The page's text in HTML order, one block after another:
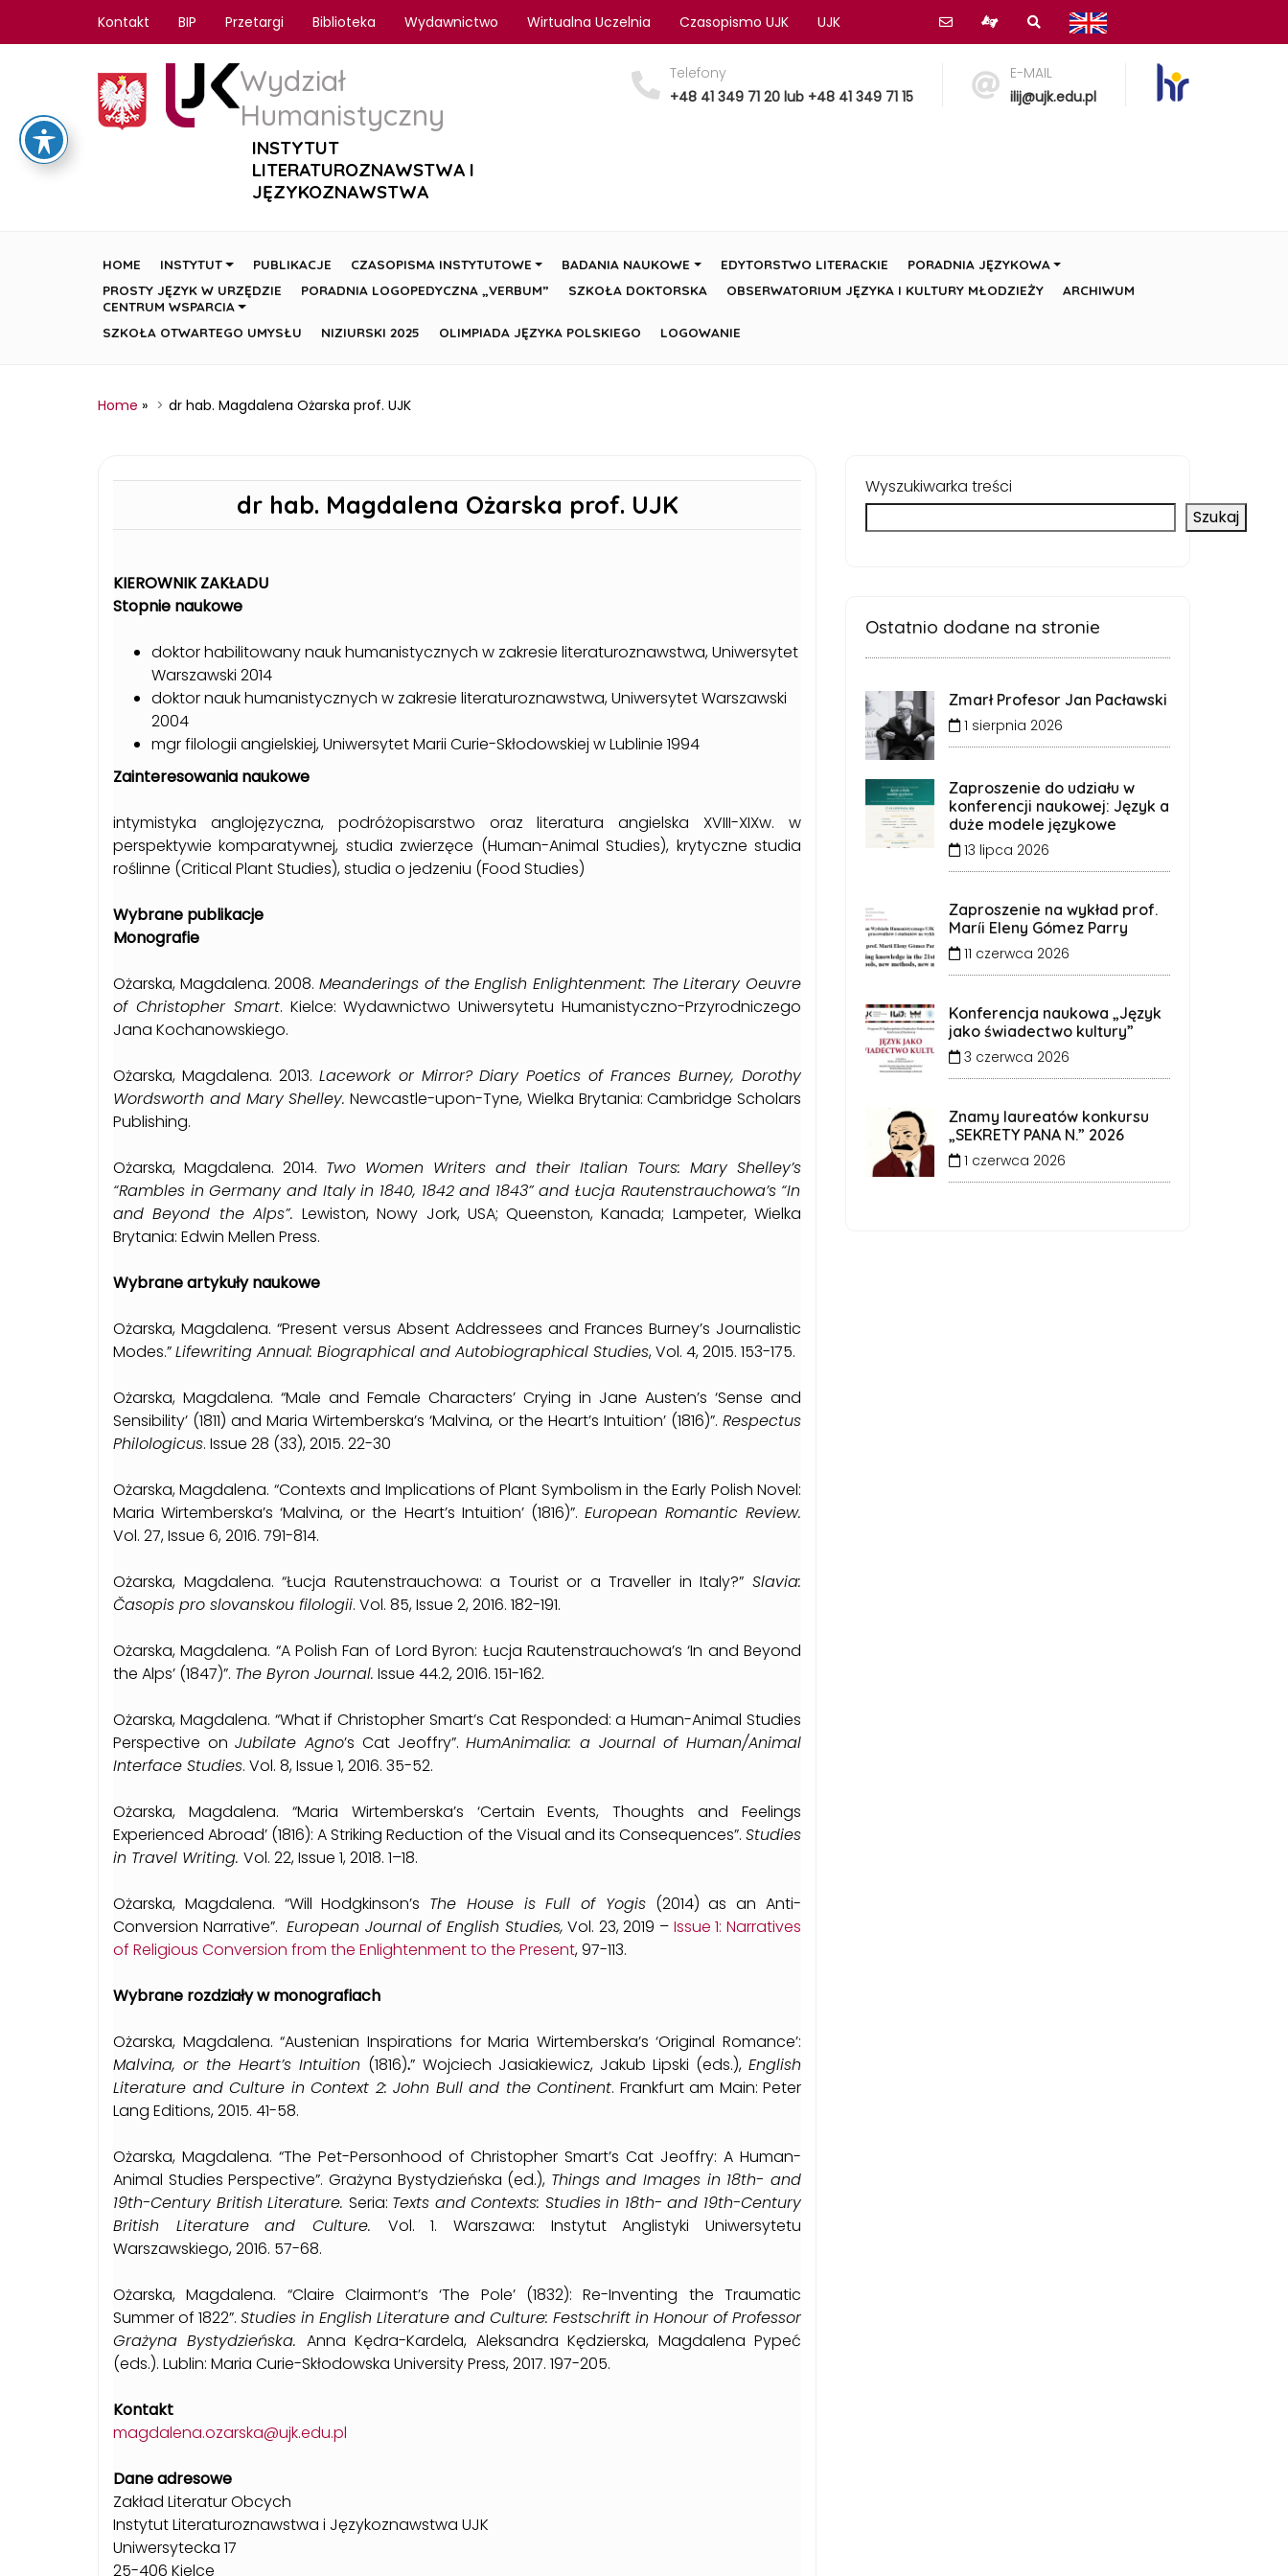
Kontakt BIP Przetargi Biblioteka Wydawnictwo Wirtualna Uczelnia Czasopismo UJK UJK
Wydział
Humanistyczny
INSTYTUT
LITERATUROZNAWSTWA I
JĘZYKOZNAWSTWA
Telefony
+48 41 349 71 20 lub +48 41 349 71 15
E-MAIL
ilij@ujk.edu.pl
HOME INSTYTUT PUBLIKACJE CZASOPISMA INSTYTUTOWE BADANIA NAUKOWE EDYTORSTWO LITERACKIE
PORADNIA JĘZYKOWA
PROSTY JĘZYK W URZĘDZIE
CENTRUM WSPARCIA
PORADNIA LOGOPEDYCZNA „VERBUM” SZKOŁA DOKTORSKA OBSERWATORIUM JĘZYKA I KULTURY MŁODZIEŻY ARCHIWUM
SZKOŁA OTWARTEGO UMYSŁU NIZIURSKI 2025 OLIMPIADA JĘZYKA POLSKIEGO LOGOWANIE
Home » dr hab. Magdalena Ożarska prof. UJK
dr hab. Magdalena Ożarska prof. UJK
KIEROWNIK ZAKŁADU
Stopnie naukowe
doktor habilitowany nauk humanistycznych w zakresie literaturoznawstwa, Uniwersytet
Warszawski 2014
doktor nauk humanistycznych w zakresie literaturoznawstwa, Uniwersytet Warszawski
2004
mgr filologii angielskiej, Uniwersytet Marii Curie-Skłodowskiej w Lublinie 1994
Zainteresowania naukowe
intymistyka anglojęzyczna, podróżopisarstwo oraz literatura angielska XVIII-XIXw. w
perspektywie komparatywnej, studia zwierzęce (Human-Animal Studies), krytyczne studia
roślinne (Critical Plant Studies), studia o jedzeniu (Food Studies)
Wybrane publikacje
Monografie
Ożarska, Magdalena. 2008.Meanderings of the English Enlightenment: The Literary Oeuvre
of Christopher Smart. Kielce: Wydawnictwo Uniwersytetu Humanistyczno-Przyrodniczego
Jana Kochanowskiego.
Ożarska, Magdalena. 2013. Lacework or Mirror? Diary Poetics of Frances Burney, Dorothy
Wordsworth and Mary Shelley. Newcastle-upon-Tyne, Wielka Brytania: Cambridge Scholars
Publishing.
Ożarska, Magdalena. 2014. Two Women Writers and their Italian Tours: Mary Shelley’s
“Rambles in Germany and Italy in 1840, 1842 and 1843” and Łucja Rautenstrauchowa’s “In
and Beyond the Alps”. Lewiston, Nowy Jork, USA; Queenston, Kanada; Lampeter, Wielka
Brytania: Edwin Mellen Press.
Wybrane artykuły naukowe
Ożarska, Magdalena. “Present versus Absent Addressees and Frances Burney’s Journalistic
Modes.”Lifewriting Annual: Biographical and Autobiographical Studies, Vol. 4, 2015. 153-175.
Ożarska, Magdalena. “Male and Female Characters’ Crying in Jane Austen’s ‘Sense and
Sensibility’ (1811) and Maria Wirtemberska’s ‘Malvina, or the Heart’s Intuition’ (1816)”. Respectus
Philologicus. Issue 28 (33), 2015. 22-30
Ożarska, Magdalena. “Contexts and Implications of Plant Symbolism in the Early Polish Novel:
Maria Wirtemberska’s ‘Malvina, or the Heart’s Intuition’ (1816)”. European Romantic Review.
Vol. 27, Issue 6, 2016. 791-814.
Ożarska, Magdalena. “Łucja Rautenstrauchowa: a Tourist or a Traveller in Italy?” Slavia:
Časopis pro slovanskou filologii. Vol. 85, Issue 2, 2016. 182-191.
Ożarska, Magdalena. “A Polish Fan of Lord Byron: Łucja Rautenstrauchowa’s ‘In and Beyond
the Alps’ (1847)”. The Byron Journal. Issue 44.2, 2016. 151-162.
Ożarska, Magdalena. “What if Christopher Smart’s Cat Responded: a Human-Animal Studies
Perspective onJubilate Agno’s Cat Jeoffry”.HumAnimalia: a Journal of Human/Animal
Interface Studies. Vol. 8, Issue 1, 2016. 35-52.
Ożarska, Magdalena. “Maria Wirtemberska’s ‘Certain Events, Thoughts and Feelings
Experienced Abroad’ (1816): A Striking Reduction of the Visual and its Consequences”. Studies
in Travel Writing. Vol. 22, Issue 1, 2018. 1–18.
Ożarska, Magdalena. “Will Hodgkinson’s The House is Full of Yogis(2014) as an Anti-
Conversion Narrative”. European Journal of English Studies, Vol. 23, 2019 – Issue 1: Narratives
of Religious Conversion from the Enlightenment to the Present, 97-113.
Wybrane rozdziały w monografiach
Ożarska, Magdalena. “Austenian Inspirations for Maria Wirtemberska’s ‘Original Romance’:
Malvina, or the Heart’s Intuition (1816).” Wojciech Jasiakiewicz, Jakub Lipski (eds.),English
Literature and Culture in Context 2: John Bull and the Continent. Frankfurt am Main: Peter
Lang Editions, 2015. 41-58.
Ożarska, Magdalena. “The Pet-Personhood of Christopher Smart’s Cat Jeoffry: A Human-
Animal Studies Perspective”. Grażyna Bystydzieńska (ed.), Things and Images in 18th- and
19th-Century British Literature. Seria: Texts and Contexts: Studies in 18th- and 19th-Century
British Literature
and Culture. Vol. 1. Warszawa: Instytut Anglistyki Uniwersytetu
Warszawskiego, 2016. 57-68.
Ożarska, Magdalena. “Claire Clairmont’s ‘The Pole’ (1832): Re-Inventing the Traumatic
Summer of 1822”. Studies in English Literature and Culture: Festschrift in Honour of Professor
Grażyna Bystydzieńska. Anna Kędra-Kardela, Aleksandra Kędzierska, Magdalena Pypeć
(eds.). Lublin: Maria Curie-Skłodowska University Press, 2017. 197-205.
Kontakt
magdalena.ozarska@ujk.edu.pl
Dane adresowe
Zakład Literatur Obcych
Instytut Literaturoznawstwa i Językoznawstwa UJK
Uniwersytecka 17
25-406 Kielce
Wyszukiwarka treści
Szukaj
Ostatnio dodane na stronie
Zmarł Profesor Jan Pacławski
1 sierpnia 2026
Zaproszenie do udziału w
konferencji naukowej: Język a
duże modele językowe
13 lipca 2026
Zaproszenie na wykład prof.
Maríi Eleny Gómez Parry
11 czerwca 2026
Konferencja naukowa „Język
jako świadectwo kultury”
3 czerwca 2026
Znamy laureatów konkursu
„SEKRETY PANA N.” 2026
1 czerwca 2026